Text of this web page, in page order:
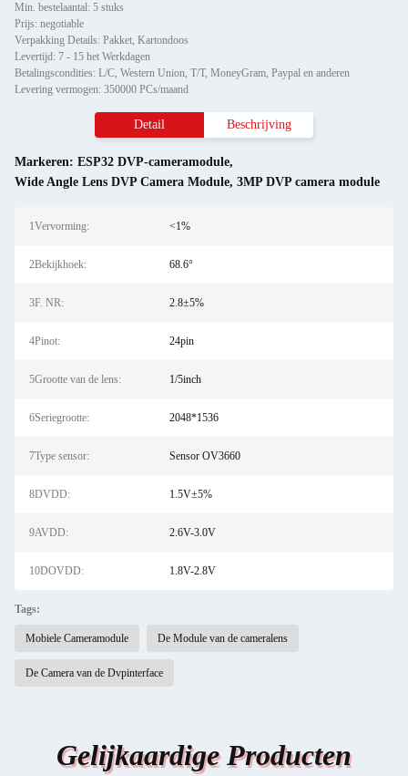
Min. bestelaantal: 5 stuks
Prijs: negotiable
Verpakking Details: Pakket, Kartondoos
Levertijd: 7 - 15 het Werkdagen
Betalingscondities: L/C, Western Union, T/T, MoneyGram, Paypal en anderen
Levering vermogen: 350000 PCs/maand
Detail Beschrijving
Markeren: ESP32 DVP-cameramodule,
Wide Angle Lens DVP Camera Module, 3MP DVP camera module
1Vervorming: <1%
2Bekijkhoek: 68.6°
3F. NR: 2.8±5%
4Pinot: 24pin
5Grootte van de lens: 1/5inch
6Seriegrootte: 2048*1536
7Type sensor: Sensor OV3660
8DVDD: 1.5V±5%
9AVDD: 2.6V-3.0V
10DOVDD: 1.8V-2.8V
Tags:
Mobiele Cameramodule De Module van de cameralens
De Camera van de Dvpinterface
Gelijkaardige Producten